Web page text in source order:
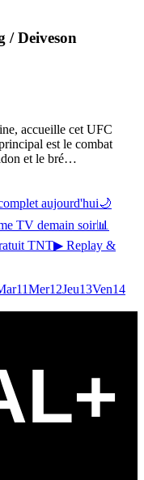
/ Deiveson
accueille cet UFC
est le combat
et le bré…
aujourd'hui🌙
TV demain soir📊
TNT▶ Replay &
11Mer12Jeu13Ven14